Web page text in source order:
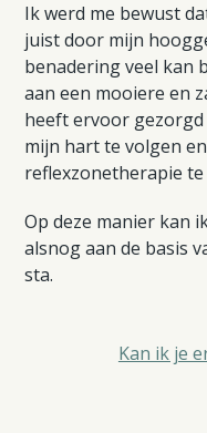
Ik werd me bewust
juist door mijn
benadering veel kan
aan een mooiere en
heeft ervoor gezorgd
mijn hart te volgen
reflexzonetherapie
Op deze manier kan
alsnog aan de basis
sta.
Kan ik je